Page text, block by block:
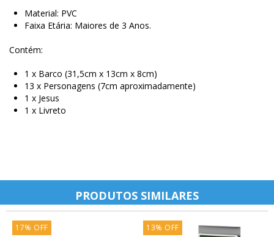
Material: PVC
Faixa Etária: Maiores de 3 Anos.
Contém:
1 x Barco (31,5cm x 13cm x 8cm)
13 x Personagens (7cm aproximadamente)
1 x Jesus
1 x Livreto
PRODUTOS SIMILARES
17% OFF 13% OFF